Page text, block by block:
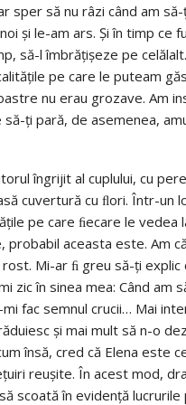
sper să nu râzi când am
şi le-am ars. Şi în timp ce
să-l îmbrăţişeze pe
pe care le puteam
nu erau grozave. Am
ţi pară, de asemenea,
îngrijit al cuplului, cu
cuvertură cu ﬂori. Într-
pe care ﬁecare le vedea
aceasta este. Am
Mi-ar ﬁ greu să-ţi
zic în sinea mea: Când am
fac semnul crucii… Mai
şi mai mult să n-o
însă, cred că Elena este
reuşite. În acest mod,
scoată în evidenţă lucrurile